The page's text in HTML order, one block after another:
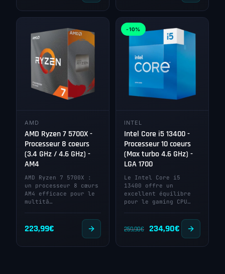
initial
était :
185,38€.
prix
actuel
est :
174,90€.
AMD
AMD Ryzen 7 5700X -
Processeur 8 coeurs
(3.4 GHz / 4.6 GHz) -
AM4
AMD Ryzen 7 5700X :
un processeur 8 cœurs
AM4 efficace pour le
multitâ…
223,99€
-10%
INTEL
Intel Core i5 13400 -
Processeur 10 coeurs
(Max turbo 4.6 GHz) -
LGA 1700
Le Intel Core i5
13400 offre un
excellent équilibre
pour le gaming CPU…
259,90€
Le
234,90€
prix